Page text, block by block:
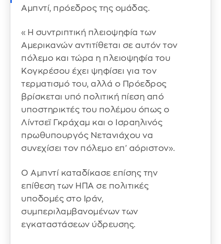
Αμπντί, πρόεδρος της ομάδας.
«Η συντριπτική πλειοψηφία των
Αμερικανών αντιτίθεται σε αυτόν τον
πόλεμο και τώρα η πλειοψηφία του
Κογκρέσου έχει ψηφίσει για τον
τερματισμό του, αλλά ο Πρόεδρος
βρίσκεται υπό πολιτική πίεση από
υποστηρικτές του πολέμου όπως ο
Λίντσεϊ Γκράχαμ και ο Ισραηλινός
πρωθυπουργός Νετανιάχου να
συνεχίσει τον πόλεμο επ' αόριστον».
Ο Αμπντί καταδίκασε επίσης την
επίθεση των ΗΠΑ σε πολιτικές
υποδομές στο Ιράν,
συμπεριλαμβανομένων των
εγκαταστάσεων ύδρευσης.